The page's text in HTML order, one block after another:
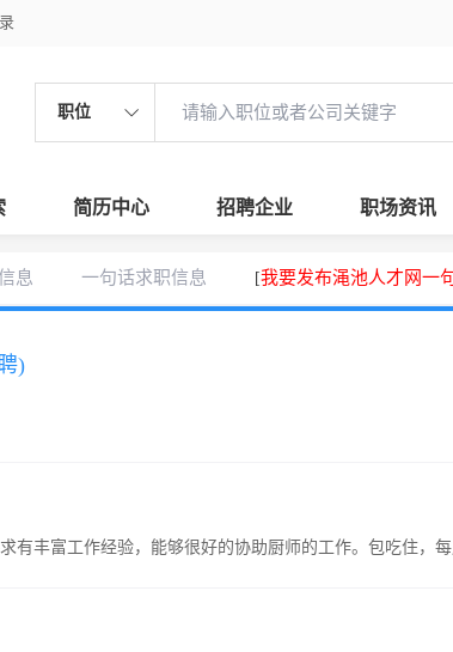
职位
简历中心 招聘企业 职场资讯
息 一句话求职信息 [我要发布渑池人才网一
)
有丰富工作经验，能够很好的协助厨师的工作。包吃住，每